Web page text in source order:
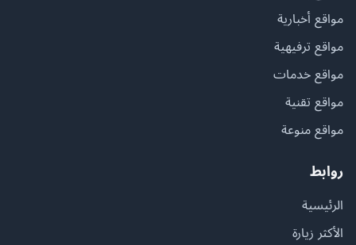
مواقع أخبارية
مواقع ترفيهية
مواقع خدمات
مواقع تقنية
مواقع منوعة
روابط
الرئيسية
الأكثر زيارة